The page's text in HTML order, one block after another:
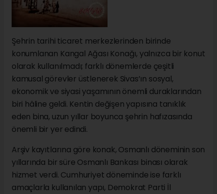
Şehrin tarihi ticaret merkezlerinden birinde
konumlanan Kangal Ağası Konağı, yalnızca bir konut
olarak kullanılmadı; farklı dönemlerde çeşitli
kamusal görevler üstlenerek Sivas’ın sosyal,
ekonomik ve siyasi yaşamının önemli duraklarından
biri hâline geldi. Kentin değişen yapısına tanıklık
eden bina, uzun yıllar boyunca şehrin hafızasında
önemli bir yer edindi.
Arşiv kayıtlarına göre konak, Osmanlı döneminin son
yıllarında bir süre Osmanlı Bankası binası olarak
hizmet verdi. Cumhuriyet döneminde ise farklı
amaçlarla kullanılan yapı, Demokrat Parti İl